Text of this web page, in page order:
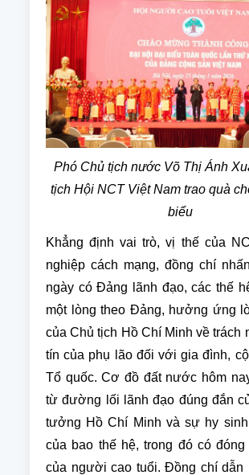
Phó Chủ tịch nước Võ Thị Ánh
tịch Hội NCT Việt Nam trao quà
biểu
Khẳng định vai trò, vị thế của
nghiệp cách mạng, đồng chí
ngày có Đảng lãnh đạo, các thế
một lòng theo Đảng, hưởng ứng
của Chủ tịch Hồ Chí Minh về trách
tín của phụ lão đối với gia đình,
Tổ quốc. Cơ đồ đất nước hôm
từ đường lối lãnh đạo đúng đắn
tưởng Hồ Chí Minh và sự hy
của bao thế hệ, trong đó có
của người cao tuổi. Đồng chí dẫn